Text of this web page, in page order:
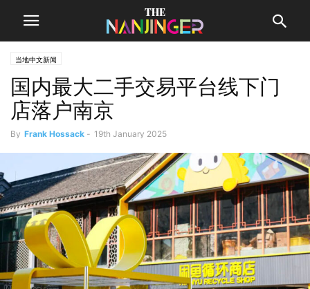
当地中文新闻
国内最大二手交易平台线下门
店落户南京
By Frank Hossack - 19th January 2025